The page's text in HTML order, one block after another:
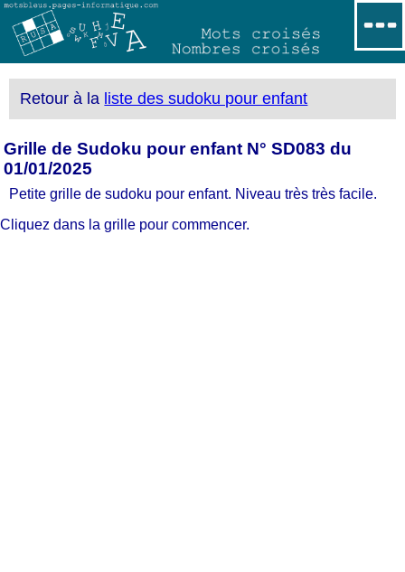
Retour à la liste des sudoku pour enfant
Grille de Sudoku pour enfant N° SD083 du
01/01/2025
Petite grille de sudoku pour enfant. Niveau très très facile.
Cliquez dans la grille pour commencer.